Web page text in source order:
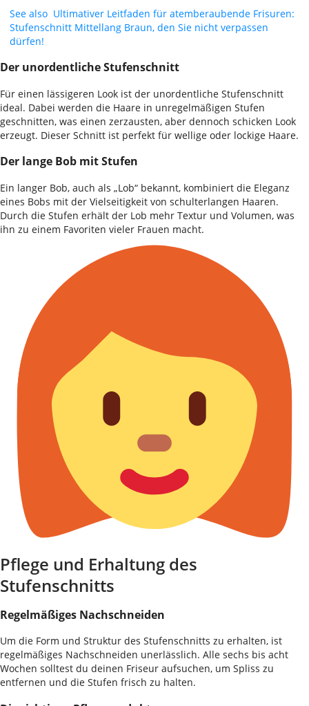
See also Ultimativer Leitfaden für atemberaubende Frisuren:
Stufenschnitt Mittellang Braun, den Sie nicht verpassen
dürfen!
Der unordentliche Stufenschnitt
Für einen lässigeren Look ist der unordentliche Stufenschnitt
ideal. Dabei werden die Haare in unregelmäßigen Stufen
geschnitten, was einen zerzausten, aber dennoch schicken Look
erzeugt. Dieser Schnitt ist perfekt für wellige oder lockige Haare.
Der lange Bob mit Stufen
Ein langer Bob, auch als „Lob“ bekannt, kombiniert die Eleganz
eines Bobs mit der Vielseitigkeit von schulterlangen Haaren.
Durch die Stufen erhält der Lob mehr Textur und Volumen, was
ihn zu einem Favoriten vieler Frauen macht.
Pflege und Erhaltung des
Stufenschnitts
Regelmäßiges Nachschneiden
Um die Form und Struktur des Stufenschnitts zu erhalten, ist
regelmäßiges Nachschneiden unerlässlich. Alle sechs bis acht
Wochen solltest du deinen Friseur aufsuchen, um Spliss zu
entfernen und die Stufen frisch zu halten.